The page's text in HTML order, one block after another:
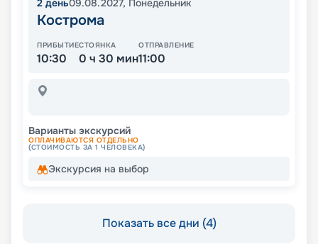
2 день09.08.2027, Понедельник
Кострома
ПРИБЫТИЕ
10:30
СТОЯНКА
0 ч 30 мин
ОТПРАВЛЕНИЕ
11:00
Варианты экскурсий
ОПЛАЧИВАЮТСЯ ОТДЕЛЬНО
(СТОИМОСТЬ ЗА 1 ЧЕЛОВЕКА)
Экскурсия на выбор
Показать все дни (4)